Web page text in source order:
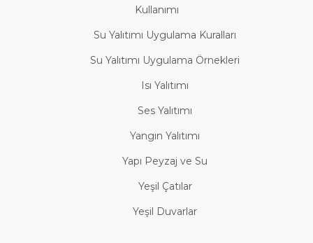
Kullanımı
Su Yalıtımı Uygulama Kuralları
Su Yalıtımı Uygulama Örnekleri
Isı Yalıtımı
Ses Yalıtımı
Yangın Yalıtımı
Yapı Peyzaj ve Su
Yeşil Çatılar
Yeşil Duvarlar